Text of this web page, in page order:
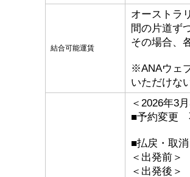
結合可能運賃
オーストラ
間の片道ず
その場合、
※ANAウェ
いただけな
＜2026年3
■予約変更
■払戻・取消
＜出発前＞
＜出発後